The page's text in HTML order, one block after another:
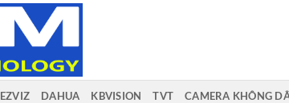
EZVIZ DAHUA KBVISION TVT CAMERA KHÔNG